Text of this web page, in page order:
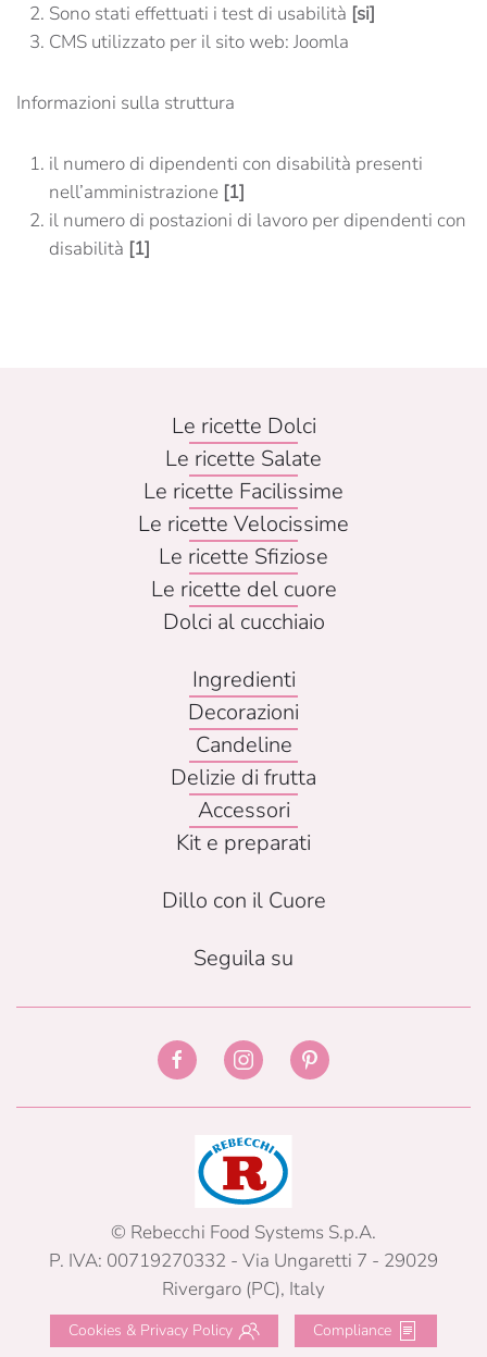
Sono stati effettuati i test di usabilità [si]
CMS utilizzato per il sito web: Joomla
Informazioni sulla struttura
il numero di dipendenti con disabilità presenti
nell’amministrazione [1]
il numero di postazioni di lavoro per dipendenti con
disabilità [1]
Le ricette Dolci
Le ricette Salate
Le ricette Facilissime
Le ricette Velocissime
Le ricette Sfiziose
Le ricette del cuore
Dolci al cucchiaio
Ingredienti
Decorazioni
Candeline
Delizie di frutta
Accessori
Kit e preparati
Dillo con il Cuore
Seguila su
© Rebecchi Food Systems S.p.A.
P. IVA: 00719270332 - Via Ungaretti 7 - 29029
Rivergaro (PC), Italy
Cookies & Privacy Policy Compliance